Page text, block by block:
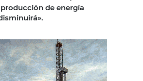
de energía